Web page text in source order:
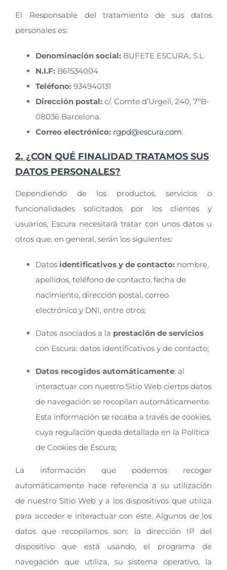
El Responsable del tratamiento de sus datos
personales es:
Denominación social: BUFETE ESCURA, S.L
N.I.F: B61534004
Teléfono: 934940131
Dirección postal: c/. Comte d’Urgell, 240, 7ºB-
08036 Barcelona.
Correo electrónico: rgpd@escura.com.
2. ¿CON QUÉ FINALIDAD TRATAMOS SUS
DATOS PERSONALES?
Dependiendo de los productos, servicios o
funcionalidades solicitados por los clientes y
usuarios, Escura necesitará tratar con unos datos u
otros que, en general, serán los siguientes:
Datos identificativos y de contacto: nombre,
apellidos, teléfono de contacto, fecha de
nacimiento, dirección postal, correo
electrónico y DNI, entre otros;
Datos asociados a la prestación de servicios
con Escura: datos identificativos y de contacto;
Datos recogidos automáticamente: al
interactuar con nuestro Sitio Web ciertos datos
de navegación se recopilan automáticamente.
Esta información se recaba a través de cookies,
cuya regulación queda detallada en la Política
de Cookies de Escura;
La información que podemos recoger
automáticamente hace referencia a su utilización
de nuestro Sitio Web y a los dispositivos que utiliza
para acceder e interactuar con éste. Algunos de los
datos que recopilamos son: la dirección IP del
dispositivo que está usando, el programa de
navegación que utiliza, su sistema operativo, la